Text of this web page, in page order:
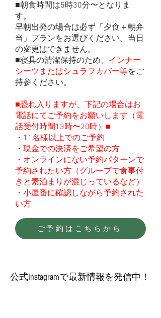
■朝食時間は5時30分〜となりま
す。
早朝出発の場合は必ず「夕食＋朝弁
当」プランをお選びください。当日
の変更はできません。
■寝具の清潔保持のため、 インナー
シーツまたはシュラフカバー等をご
持参ください。
■恐れ入りますが、下記の場合はお
電話にてご予約をお願いします（電
話受付時間13時〜20時）■
・11名様以上でのご予約
・ 現金での決済をご希望の方
・オンラインにない予約パターンで
予約されたい方（グループで食事付
きと素泊まりが混じっているなど）
・小屋番に確認しながら予約された
い方
ご予約はこちらから
​公式Instagramで最新情報を発信中！